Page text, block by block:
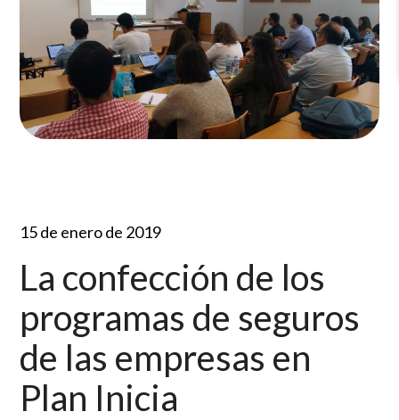
15 de enero de 2019
La confección de los
programas de seguros
de las empresas en
Plan Inicia